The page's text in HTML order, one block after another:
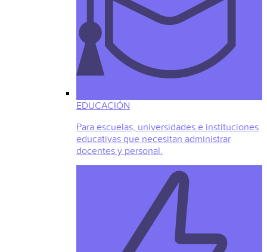
EDUCACIÓN
Para escuelas, universidades e instituciones
educativas que necesitan administrar
docentes y personal.